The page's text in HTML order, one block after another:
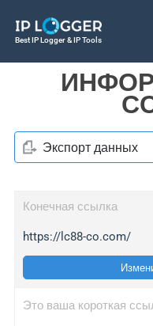
Best IP Logger & IP Tools
Экспорт данных
Конечная ссылка
https://lc88-co.com/
Это ваша короткая